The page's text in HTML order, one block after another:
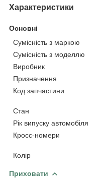
Характеристики
Основні
Сумісність з маркою
Сумісність з моделлю
Виробник
Призначення
Код запчастини
Стан
Рік випуску автомобіля
Кросс-номери
Колір
Приховати